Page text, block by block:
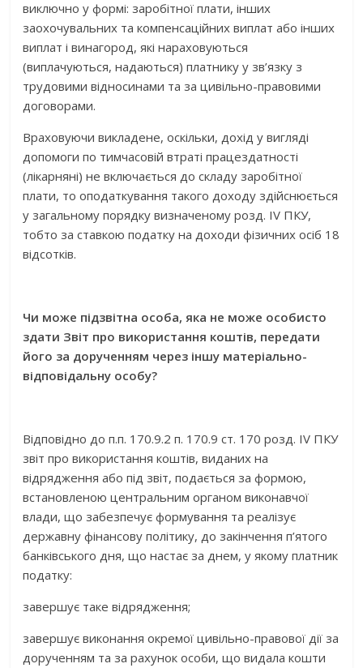
виключно у формі: заробітної плати, інших
заохочувальних та компенсаційних виплат або інших
виплат і винагород, які нараховуються
(виплачуються, надаються) платнику у зв’язку з
трудовими відносинами та за цивільно-правовими
договорами.
Враховуючи викладене, оскільки, дохід у вигляді
допомоги по тимчасовій втраті працездатності
(лікарняні) не включається до складу заробітної
плати, то оподаткування такого доходу здійснюється
у загальному порядку визначеному розд. IV ПКУ,
тобто за ставкою податку на доходи фізичних осіб 18
відсотків.
Чи може підзвітна особа, яка не може особисто
здати Звіт про використання коштів, передати
його за дорученням через іншу матеріально-
відповідальну особу?
Відповідно до п.п. 170.9.2 п. 170.9 ст. 170 розд. IV ПКУ
звіт про використання коштів, виданих на
відрядження або під звіт, подається за формою,
встановленою центральним органом виконавчої
влади, що забезпечує формування та реалізує
державну фінансову політику, до закінчення п’ятого
банківського дня, що настає за днем, у якому платник
податку:
завершує таке відрядження;
завершує виконання окремої цивільно-правової дії за
дорученням та за рахунок особи, що видала кошти